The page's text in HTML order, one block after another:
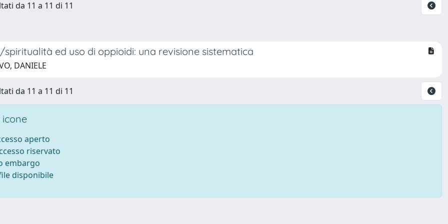
da 11 a 11 di 11
spiritualità ed uso di oppioidi: una revisione sistematica
DANIELE
da 11 a 11 di 11
aperto
riservato
embargo
disponibile